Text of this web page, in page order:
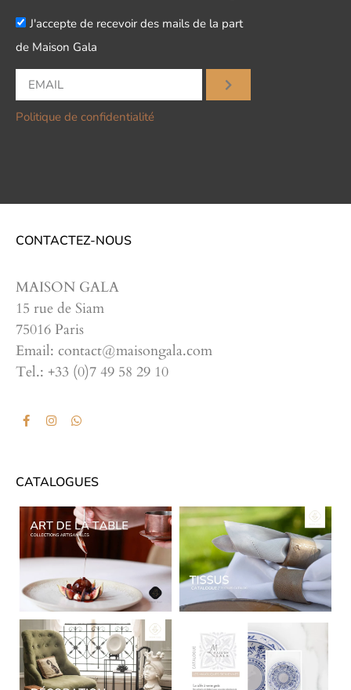
J'accepte de recevoir des mails de la part
de Maison Gala
Politique de confidentialité
CONTACTEZ-NOUS
MAISON GALA
15 rue de Siam
75016 Paris
Email: contact@maisongala.com
Tel.: +33 (0)7 49 58 29 10
CATALOGUES